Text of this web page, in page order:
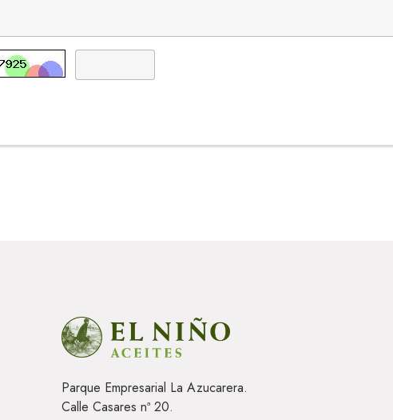
Parque Empresarial La Azucarera.
Calle Casares nª 20.